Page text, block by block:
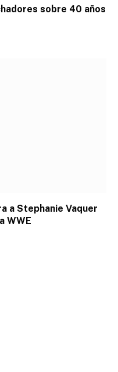
sobre 40 años
a Stephanie Vaquer
WWE